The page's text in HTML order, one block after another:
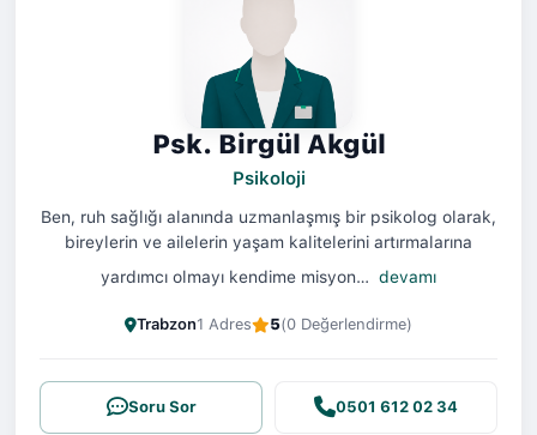
Psk. Birgül Akgül
Psikoloji
Ben, ruh sağlığı alanında uzmanlaşmış bir psikolog olarak,
bireylerin ve ailelerin yaşam kalitelerini artırmalarına
yardımcı olmayı kendime misyon… devamı
Trabzon1 Adres 5(0 Değerlendirme)
Soru Sor 0501 612 02 34